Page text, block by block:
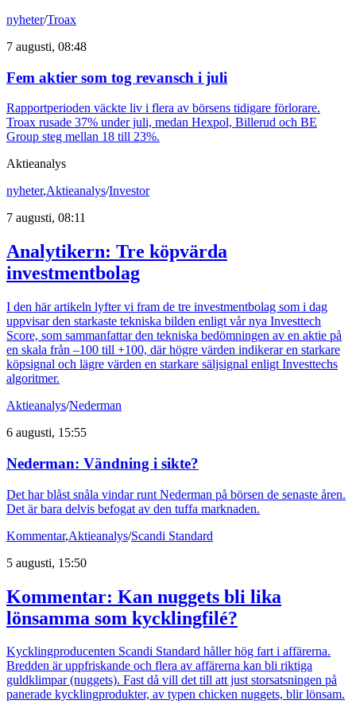
nyheter/Troax
7 augusti, 08:48
Fem aktier som tog revansch i juli
Rapportperioden väckte liv i flera av börsens tidigare förlorare.
Troax rusade 37% under juli, medan Hexpol, Billerud och BE
Group steg mellan 18 till 23%.
Aktieanalys
nyheter,Aktieanalys/Investor
7 augusti, 08:11
Analytikern: Tre köpvärda
investmentbolag
I den här artikeln lyfter vi fram de tre investmentbolag som i dag
uppvisar den starkaste tekniska bilden enligt vår nya Investtech
Score, som sammanfattar den tekniska bedömningen av en aktie på
en skala från –100 till +100, där högre värden indikerar en starkare
köpsignal och lägre värden en starkare säljsignal enligt Investtechs
algoritmer.
Aktieanalys/Nederman
6 augusti, 15:55
Nederman: Vändning i sikte?
Det har blåst snåla vindar runt Nederman på börsen de senaste åren.
Det är bara delvis befogat av den tuffa marknaden.
Kommentar,Aktieanalys/Scandi Standard
5 augusti, 15:50
Kommentar: Kan nuggets bli lika
lönsamma som kycklingfilé?
Kycklingproducenten Scandi Standard håller hög fart i affärerna.
Bredden är uppfriskande och flera av affärerna kan bli riktiga
guldklimpar (nuggets). Fast då vill det till att just storsatsningen på
panerade kycklingprodukter, av typen chicken nuggets, blir lönsam.